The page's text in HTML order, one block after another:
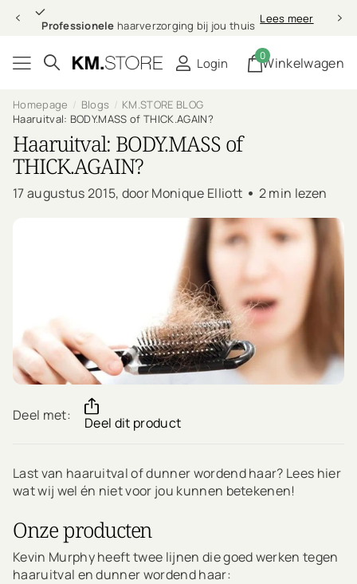
Professionele haarverzorging bij jou thuis Lees meer
Login Winkelwagen
0
Homepage Blogs
KM.STORE BLOG
Haaruitval: BODY.MASS of THICK.AGAIN?
Haaruitval: BODY.MASS of
THICK.AGAIN?
17 augustus 2015, door Monique Elliott 2 min lezen
Deel met: Deel dit product
Last van haaruitval of dunner wordend haar? Lees hier
wat wij wel én niet voor jou kunnen betekenen!
Onze producten
Kevin Murphy heeft twee lijnen die goed werken tegen
haaruitval en dunner wordend haar: